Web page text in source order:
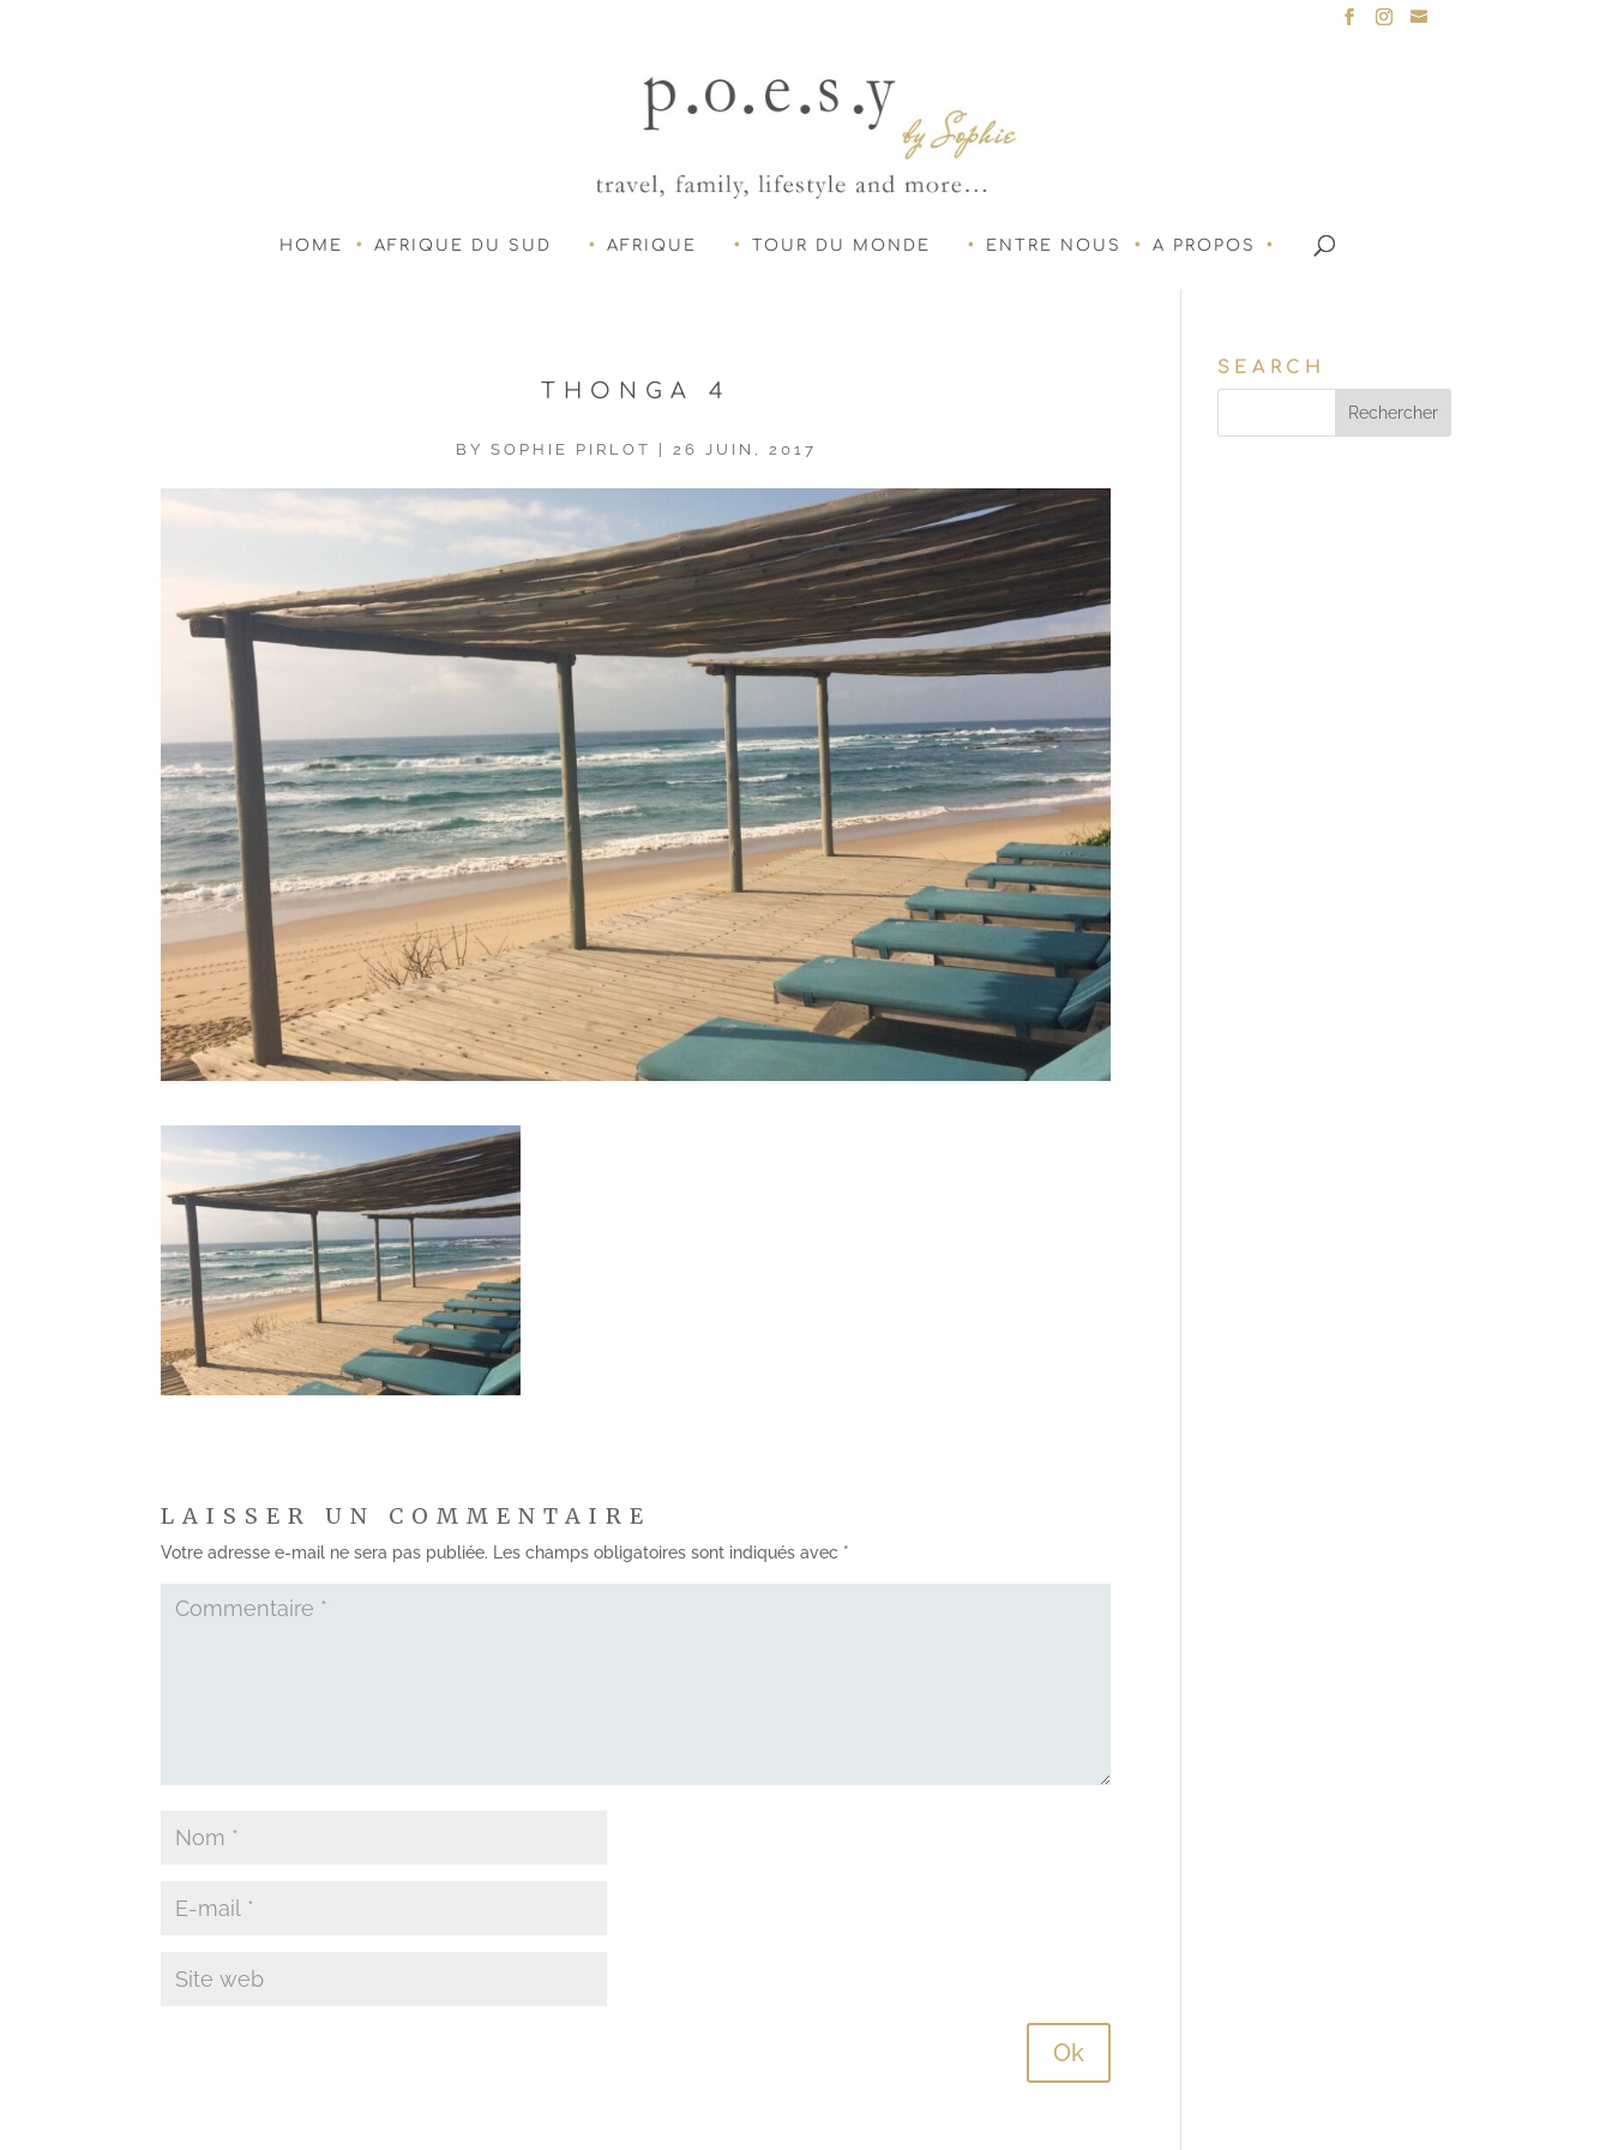
HOME AFRIQUE DU SUD AFRIQUE TOUR DU MONDE ENTRE NOUS A PROPOS
THONGA 4
BY SOPHIE PIRLOT | 26 JUIN, 2017
LAISSER UN COMMENTAIRE
Votre adresse e-mail ne sera pas publiée. Les champs obligatoires sont indiqués avec *
SEARCH